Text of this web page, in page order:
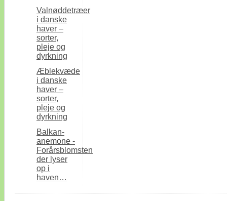
Valnøddetræer
i danske
haver –
sorter,
pleje og
dyrkning
Æblekvæde
i danske
haver –
sorter,
pleje og
dyrkning
Balkan-
anemone -
Forårsblomsten
der lyser
op i
haven…